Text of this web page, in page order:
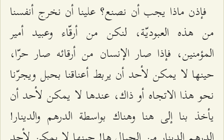
فإذن ماذا يجب أن نصنع؟ علينا أن نخرج أنفسنا
من هذه العبوديّة، لنكن من أرقّاء وعبيد أمير
المؤمنين، فإذا صار الإنسان من أرقائه صار حرّا،
حينها لا يمكن لأحد أن يربط أعناقنا بحبل ويجرّنا
نحو هذا الاتجاه أو ذاك، عندها لا يمكن لأحد أن
يأخذ بنا إلى هنا وهناك بواسطة الدرهم والدينار!